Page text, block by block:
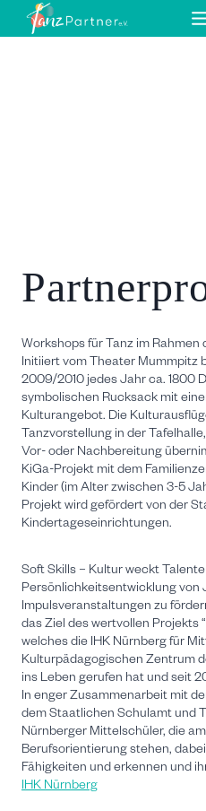
Workshops für Tanz im
Initiiert vom Theater Mummpitz
2009/2010 jedes Jahr ca. 1800
symbolischen Rucksack mit
Kulturangebot. Die
Tanzvorstellung in der
Vor- oder Nachbereitung
KiGa-Projekt mit dem
Kinder (im Alter zwischen 3-5
Projekt wird gefördert von der
Kindertageseinrichtungen.
Soft Skills – Kultur weckt Talente
Persönlichkeitsentwicklung
Impulsveranstaltungen zu
das Ziel des wertvollen Projekts
welches die IHK Nürnberg für
Kulturpädagogischen Zentrum
ins Leben gerufen hat und seit
In enger Zusammenarbeit mit
dem Staatlichen Schulamt und
Nürnberger Mittelschüler, die
Berufsorientierung stehen,
Fähigkeiten und erkennen und
IHK Nürnberg